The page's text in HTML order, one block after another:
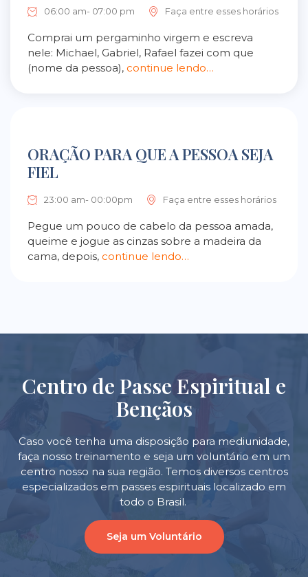
06:00 am- 07:00 pm Faça entre esses horários
Comprai um pergaminho virgem e escreva
nele: Michael, Gabriel, Rafael fazei com que
(nome da pessoa), continue lendo…
ORAÇÃO PARA QUE A PESSOA SEJA
FIEL
23:00 am- 00:00pm Faça entre esses horários
Pegue um pouco de cabelo da pessoa amada,
queime e jogue as cinzas sobre a madeira da
cama, depois, continue lendo…
Centro de Passe Espiritual e
Bençãos
Caso você tenha uma disposição para mediunidade,
faça nosso treinamento e seja um voluntário em um
centro nosso na sua região. Temos diversos centros
especializados em passes espirituais localizado em
todo o Brasil.
Seja um Voluntário